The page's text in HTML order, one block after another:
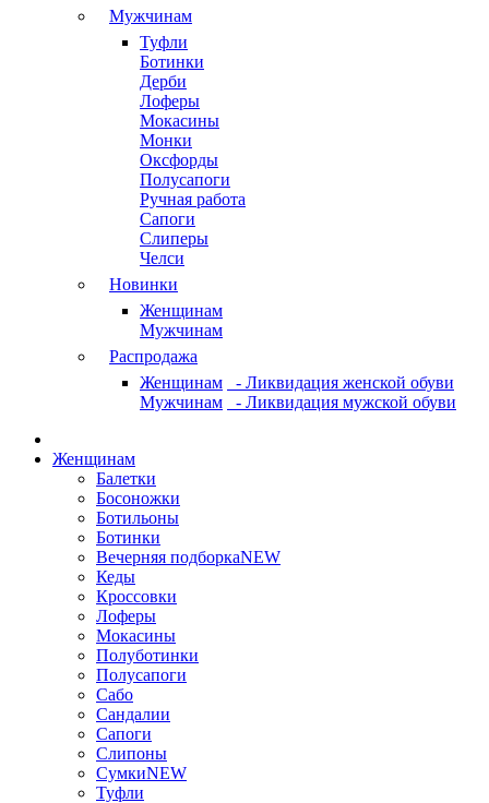
Мужчинам
Туфли
Ботинки
Дерби
Лоферы
Мокасины
Монки
Оксфорды
Полусапоги
Ручная работа
Сапоги
Слиперы
Челси
Новинки
Женщинам
Мужчинам
Распродажа
Женщинам
- Ликвидация женской обуви
Мужчинам
- Ликвидация мужской обуви
Женщинам
Балетки
Босоножки
Ботильоны
Ботинки
Вечерняя подборкаNEW
Кеды
Кроссовки
Лоферы
Мокасины
Полуботинки
Полусапоги
Сабо
Сандалии
Сапоги
Слипоны
СумкиNEW
Туфли